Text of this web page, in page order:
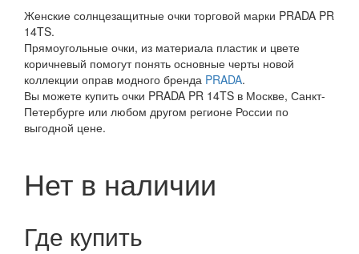
Женские солнцезащитные очки торговой марки PRADA PR
14TS.
Прямоугольные очки, из материала пластик и цвете
коричневый помогут понять основные черты новой
коллекции оправ модного бренда PRADA.
Вы можете купить очки PRADA PR 14TS в Москве, Санкт-
Петербурге или любом другом регионе России по
выгодной цене.
Нет в наличии
Где купить